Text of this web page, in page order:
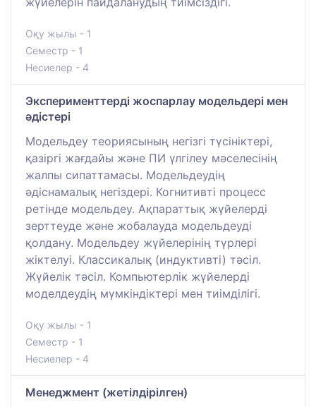
Оқу жылы - 1
Семестр - 1
Несиелер - 4
Эксперименттерді жоспарлау модельдері мен
әдістері
Модельдеу теориясының негізгі түсініктері,
қазіргі жағдайы және ПИ үлгілеу мәселесінің
жалпы сипаттамасы. Модельдеудің
әдіснамалық негіздері. Когнитивті процесс
ретінде модельдеу. Ақпараттық жүйелерді
зерттеуде және жобалауда модельдеуді
қолдану. Модельдеу жүйелерінің түрлері
жіктелуі. Классикалық (индуктивті) тәсіл.
Жүйелік тәсіл. Компьютерлік жүйелерді
моделдеудің мүмкіндіктері мен тиімділігі.
Оқу жылы - 1
Семестр - 1
Несиелер - 4
Менеджмент (жетілдірілген)